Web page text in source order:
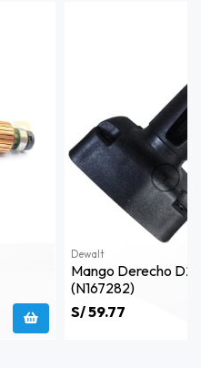
Dewalt
Mango Derecho
(n167282)
S/ 59.77